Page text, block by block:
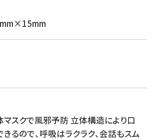
マスクで風邪予防 立体構造により口
るので、呼吸はラクラク、会話もスム